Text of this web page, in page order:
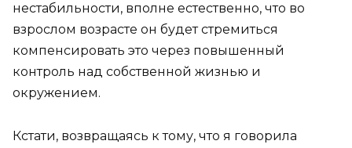
нестабильности, вполне естественно, что во
взрослом возрасте он будет стремиться
компенсировать это через повышенный
контроль над собственной жизнью и
окружением.
Кстати, возвращаясь к тому, что я говорила